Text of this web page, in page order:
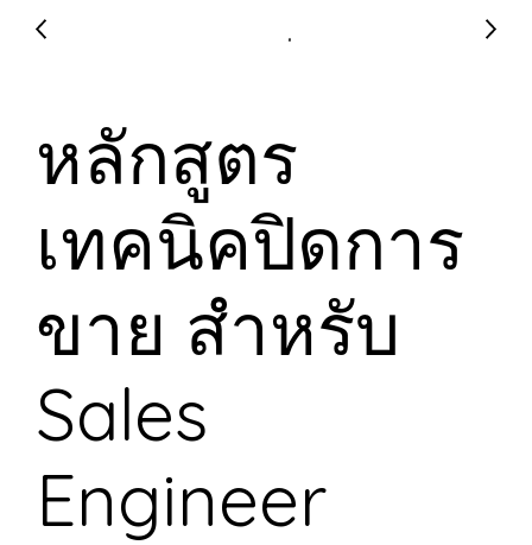
หลักสูตร
เทคนิคปิดการ
ขาย สำหรับ
Sales
Engineer